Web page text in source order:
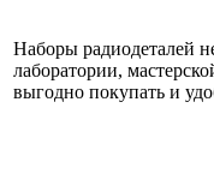
Наборы радиодеталей
лаборатории,
выгодно покупать и